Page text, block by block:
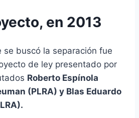
en 2013
se buscó la separación fue
de ley presentado por
Roberto Espínola
(PLRA) y Blas Eduardo